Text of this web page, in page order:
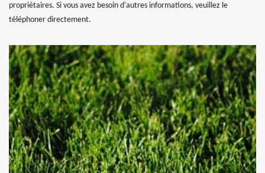
propriétaires. Si vous avez besoin d'autres informations, veuillez le
téléphoner directement.